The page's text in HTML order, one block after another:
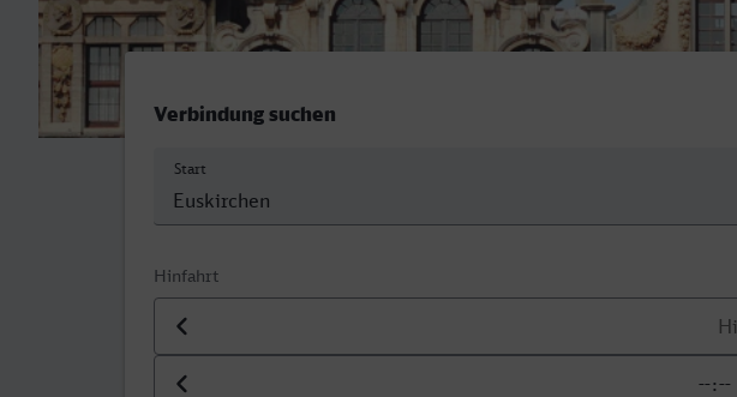
Verbindung suchen
Start
Hinfahrt
Datum der Hinfahrt
Uhrzeit der Hinfahrt